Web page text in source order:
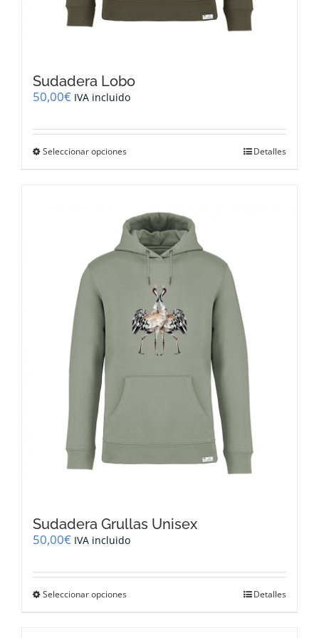
Sudadera Lobo
50,00€ IVA incluido
Seleccionar opciones
variantes.
Las
opciones
se
pueden
elegir
página
de
producto
Detalles
Sudadera Grullas Unisex
50,00€ IVA incluido
Seleccionar opciones Detalles